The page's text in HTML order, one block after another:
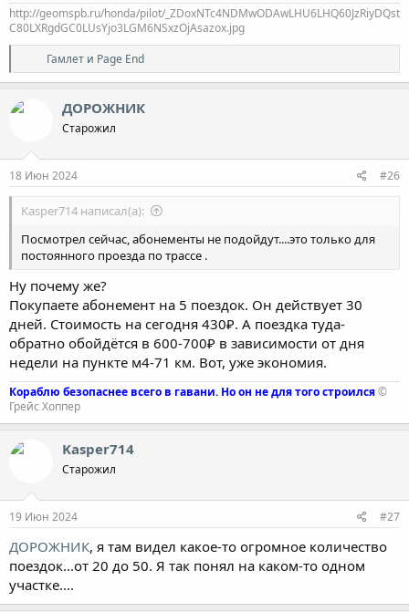
http://geomspb.ru/honda/pilot/_ZDoxNTc4NDMwODAwLHU6LHQ60JzRiyDQst
C80LXRgdGC0LUsYjo3LGM6NSxzOjAsazox.jpg
Р
е
а
:
Гамлет и Page End
ДОРОЖНИК
Старожил
18 Июн 2024 #26
Kasper714 написал(а):
Посмотрел сейчас, абонементы не подойдут....это только для
постоянного проезда по трассе .
Ну почему же?
Покупаете абонемент на 5 поездок. Он действует 30
дней. Стоимость на сегодня 430₽. А поездка туда-
обратно обойдётся в 600-700₽ в зависимости от дня
недели на пункте м4-71 км. Вот, уже экономия.
Кораблю безопаснее всего в гавани. Но он не для того строился©
Грейс Хоппер
Kasper714
Старожил
19 Июн 2024 #27
ДОРОЖНИК, я там видел какое-то огромное количество
поездок...от 20 до 50. Я так понял на каком-то одном
участке....